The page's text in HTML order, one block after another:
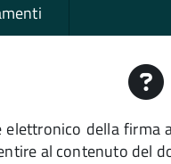
della
al contenuto del